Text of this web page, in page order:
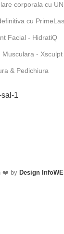
corporala cu
cu
Facial - HidratiQ
Musculara - Xsculpt
& Pedichiura
❤️ by Design